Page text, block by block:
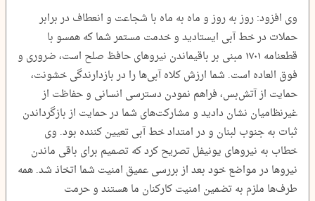
وی افزود: روز به روز و ماه به ماه با شجاعت و انعطاف در برابر
حملات در خط آبی ایستادید و خدمت مستمر شما که همسو با
قطعنامه ۱۷۰۱ مبنی بر باقیماندن نیروهای حافظ صلح است، ضروری و
فوق العاده است. شما ارزش کلاه آبی‌ها را در بازدارندگی خشونت،
حمایت از آتش‌بس، فراهم نمودن دسترسی انسانی و حفاظت از
غیرنظامیان نشان دادید و مشارکت‌های شما در حمایت از بازگرداندن
ثبات به جنوب لبنان و در امتداد خط آبی تعیین کننده بود. وی
خطاب به نیروهای یونیفل تصریح کرد که تصمیم برای باقی ماندن
نیروها در مواضع خود بعد از بررسی عمیق امنیت شما اتخاذ شد. همه
طرف‌ها ملزم به تضمین امنیت کارکنان ما هستند و حرمت